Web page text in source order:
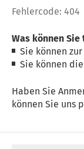
Fehlercode: 404
Was können Sie
Sie können
Sie können
Haben Sie
können Sie uns